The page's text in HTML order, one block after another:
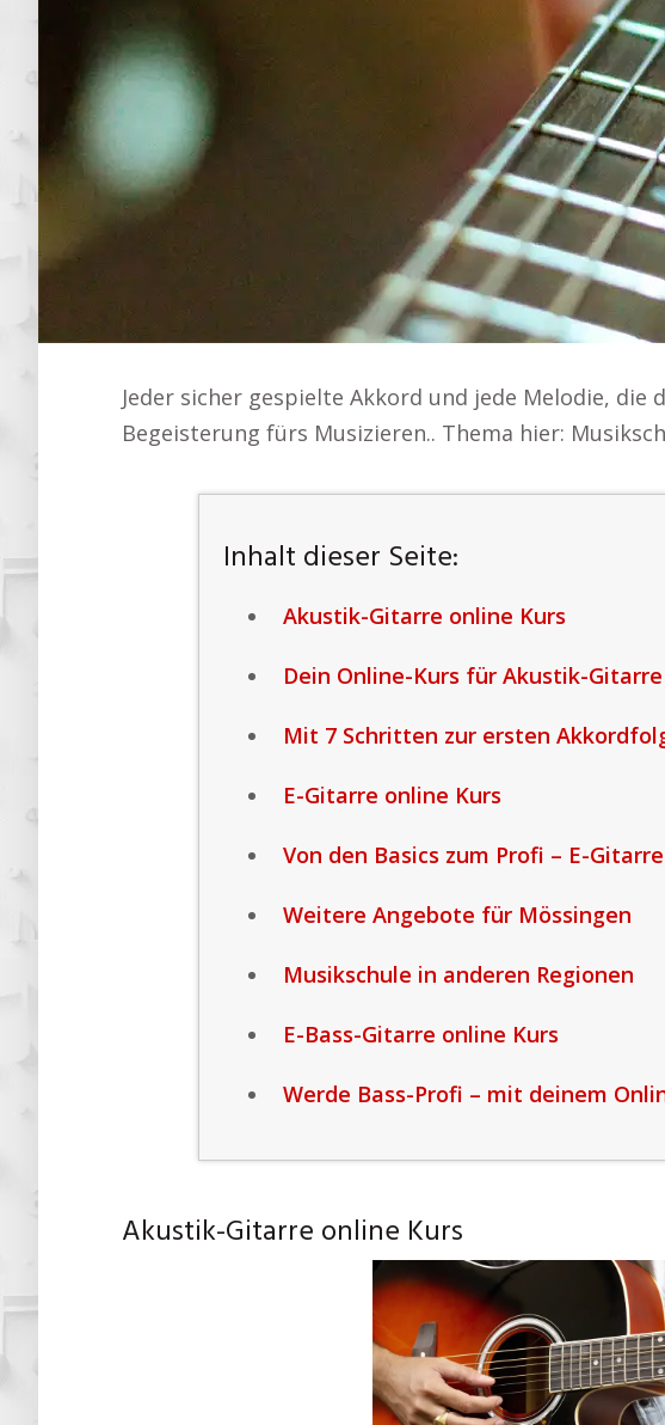
Jeder sicher gespielte Akkord und jede Melodie, die
Begeisterung fürs Musizieren.. Thema hier:
Inhalt dieser Seite:
Akustik-Gitarre online Kurs
Dein Online-Kurs für Akustik-
Mit 7 Schritten zur ersten
E-Gitarre online Kurs
Von den Basics zum Profi – E-
Weitere Angebote für Mössingen
Musikschule in anderen Regionen
E-Bass-Gitarre online Kurs
Werde Bass-Profi – mit deinem
Akustik-Gitarre online Kurs